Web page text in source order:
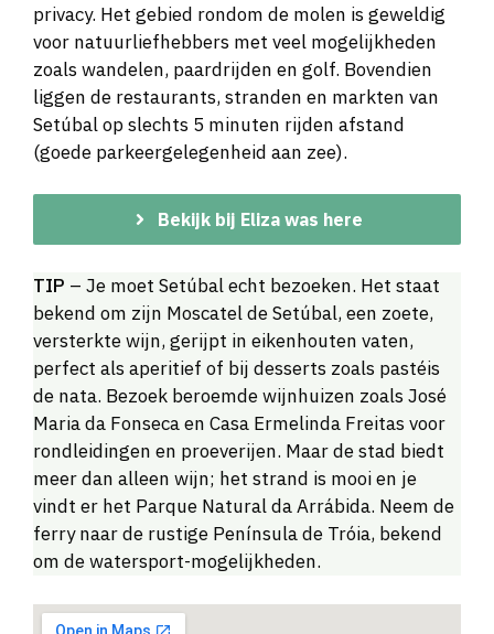
privacy. Het gebied rondom de molen is geweldig
voor natuurliefhebbers met veel mogelijkheden
zoals wandelen, paardrijden en golf. Bovendien
liggen de restaurants, stranden en markten van
Setúbal op slechts 5 minuten rijden afstand
(goede parkeergelegenheid aan zee).
Bekijk bij Eliza was here
TIP – Je moet Setúbal echt bezoeken. Het staat
bekend om zijn Moscatel de Setúbal, een zoete,
versterkte wijn, gerijpt in eikenhouten vaten,
perfect als aperitief of bij desserts zoals pastéis
de nata. Bezoek beroemde wijnhuizen zoals José
Maria da Fonseca en Casa Ermelinda Freitas voor
rondleidingen en proeverijen. Maar de stad biedt
meer dan alleen wijn; het strand is mooi en je
vindt er het Parque Natural da Arrábida. Neem de
ferry naar de rustige Península de Tróia, bekend
om de watersport-mogelijkheden.